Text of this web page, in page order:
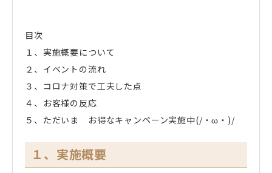
目次
１、実施概要について
２、イベントの流れ
３、コロナ対策で工夫した点
４、お客様の反応
５、ただいま お得なキャンペーン実施中(/・ω・)/
１、実施概要